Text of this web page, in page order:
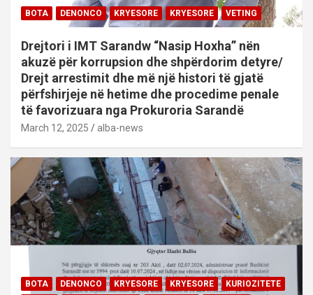
BOTA DENONCO KRYESORE KRYESORE VETING
Drejtori i IMT Sarandw “Nasip Hoxha” nën
akuzë për korrupsion dhe shpërdorim detyre/
Drejt arrestimit dhe më një histori të gjatë
përfshirjeje në hetime dhe procedime penale
të favorizuara nga Prokuroria Sarandë
March 12, 2025 alba-news
BOTA DENONCO KRYESORE KRYESORE
KURIOZITETE